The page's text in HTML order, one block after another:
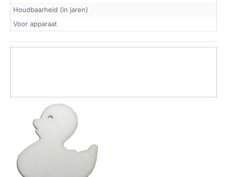
Houdbaarheid (in jaren)
Voor apparaat